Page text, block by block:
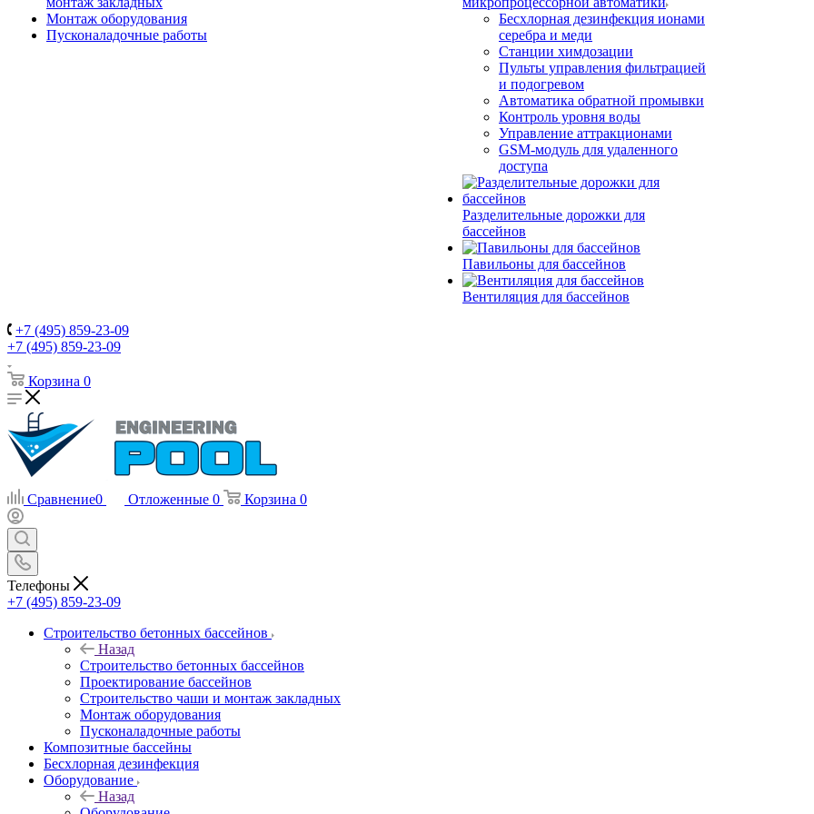
Монтаж оборудования
Пусконаладочные работы
Беcхлорная дезинфекция ионами
серебра и меди
Станции химдозации
Пульты управления фильтрацией
и подогревом
Автоматика обратной промывки
Контроль уровня воды
Управление аттракционами
GSM-модуль для удаленного
доступа
Разделительные дорожки для
бассейнов
Павильоны для бассейнов
Вентиляция для бассейнов
+7 (495) 859-23-09
+7 (495) 859-23-09
Корзина 0
Сравнение0 Отложенные 0 Корзина 0
Телефоны
+7 (495) 859-23-09
Строительство бетонных бассейнов
Назад
Строительство бетонных бассейнов
Проектирование бассейнов
Строительство чаши и монтаж закладных
Монтаж оборудования
Пусконаладочные работы
Композитные бассейны
Бесхлорная дезинфекция
Оборудование
Назад